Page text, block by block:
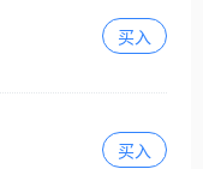
买入
买入